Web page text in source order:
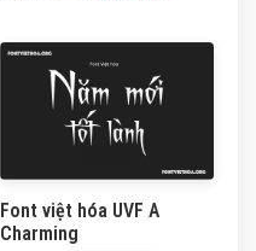
Font việt hóa UVF A
Charming